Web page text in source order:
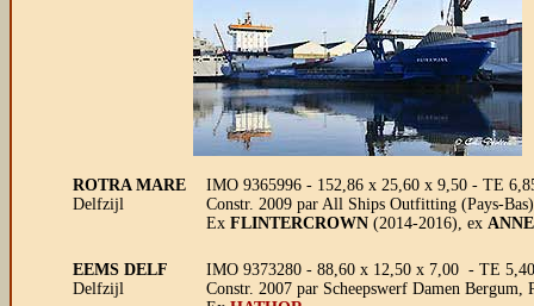
ROTRA MARE
Delfzijl
IMO 9365996 - 152,86 x 25,60 x 9,50 - TE
Constr. 2009 par All Ships Outfitting (Pays-
Ex FLINTERCROWN (2014-2016), ex
EEMS DELF
Delfzijl
IMO 9373280 - 88,60 x 12,50 x 7,00 - TE
Constr. 2007 par Scheepswerf Damen